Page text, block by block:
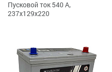
Пусковой ток 540 А,
237x129x220